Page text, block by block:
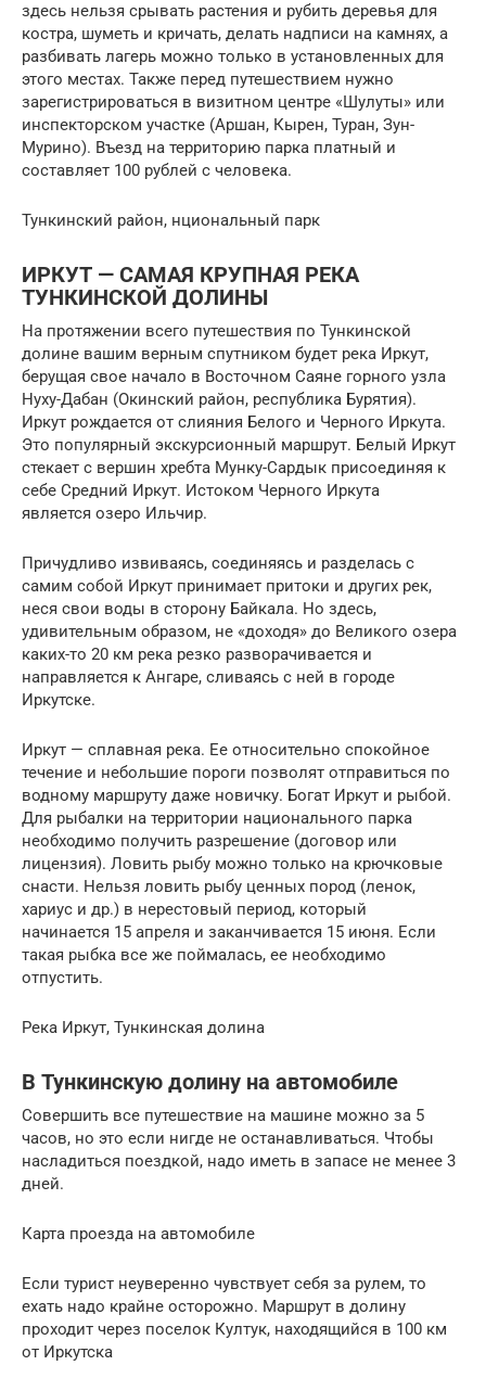
здесь нельзя срывать растения и рубить деревья для
костра, шуметь и кричать, делать надписи на камнях, а
разбивать лагерь можно только в установленных для
этого местах. Также перед путешествием нужно
зарегистрироваться в визитном центре «Шулуты» или
инспекторском участке (Аршан, Кырен, Туран, Зун-
Мурино). Въезд на территорию парка платный и
составляет 100 рублей с человека.
Тункинский район, нциональный парк
ИРКУТ — САМАЯ КРУПНАЯ РЕКА
ТУНКИНСКОЙ ДОЛИНЫ
На протяжении всего путешествия по Тункинской
долине вашим верным спутником будет река Иркут,
берущая свое начало в Восточном Саяне горного узла
Нуху-Дабан (Окинский район, республика Бурятия).
Иркут рождается от слияния Белого и Черного Иркута.
Это популярный экскурсионный маршрут. Белый Иркут
стекает с вершин хребта Мунку-Сардык присоединяя к
себе Средний Иркут. Истоком Черного Иркута
является озеро Ильчир.
Причудливо извиваясь, соединяясь и разделась с
самим собой Иркут принимает притоки и других рек,
неся свои воды в сторону Байкала. Но здесь,
удивительным образом, не «доходя» до Великого озера
каких-то 20 км река резко разворачивается и
направляется к Ангаре, сливаясь с ней в городе
Иркутске.
Иркут — сплавная река. Ее относительно спокойное
течение и небольшие пороги позволят отправиться по
водному маршруту даже новичку. Богат Иркут и рыбой.
Для рыбалки на территории национального парка
необходимо получить разрешение (договор или
лицензия). Ловить рыбу можно только на крючковые
снасти. Нельзя ловить рыбу ценных пород (ленок,
хариус и др.) в нерестовый период, который
начинается 15 апреля и заканчивается 15 июня. Если
такая рыбка все же поймалась, ее необходимо
отпустить.
Река Иркут, Тункинская долина
В Тункинскую долину на автомобиле
Совершить все путешествие на машине можно за 5
часов, но это если нигде не останавливаться. Чтобы
насладиться поездкой, надо иметь в запасе не менее 3
дней.
Карта проезда на автомобиле
Если турист неуверенно чувствует себя за рулем, то
ехать надо крайне осторожно. Маршрут в долину
проходит через поселок Култук, находящийся в 100 км
от Иркутска